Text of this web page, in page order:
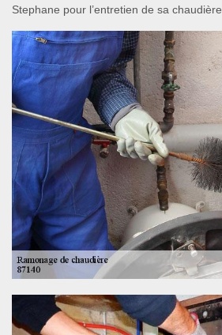
Stephane pour l’entretien de sa chaudière.